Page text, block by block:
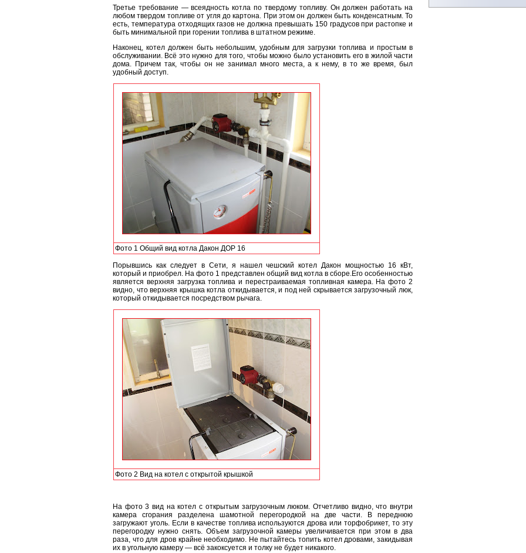
Третье требование — всеядность котла по твердому топливу. Он должен работать на
любом твердом топливе от угля до картона. При этом он должен быть конденсатным. То
есть, температура отходящих газов не должна превышать 150 градусов при растопке и
быть минимальной при горении топлива в штатном режиме.
Наконец, котел должен быть небольшим, удобным для загрузки топлива и простым в
обслуживании. Всё это нужно для того, чтобы можно было установить его в жилой части
дома. Причем так, чтобы он не занимал много места, а к нему, в то же время, был
удобный доступ.
Фото 1 Общий вид котла Дакон ДОР 16
Порывшись как следует в Сети, я нашел чешский котел Дакон мощностью 16 кВт,
который и приобрел. На фото 1 представлен общий вид котла в сборе.Его особенностью
является верхняя загрузка топлива и перестраиваемая топливная камера. На фото 2
видно, что верхняя крышка котла откидывается, и под ней скрывается загрузочный люк,
который откидывается посредством рычага.
Фото 2 Вид на котел с открытой крышкой
На фото 3 вид на котел с открытым загрузочным люком. Отчетливо видно, что внутри
камера сгорания разделена шамотной перегородкой на две части. В переднюю
загружают уголь. Если в качестве топлива используются дрова или торфобрикет, то эту
перегородку нужно снять. Объем загрузочной камеры увеличивается при этом в два
раза, что для дров крайне необходимо. Не пытайтесь топить котел дровами, закидывая
их в угольную камеру — всё закоксуется и толку не будет никакого.